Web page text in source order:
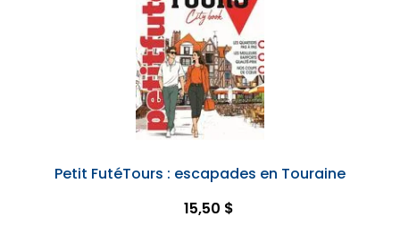
Petit FutéTours : escapades en Touraine
15,50 $